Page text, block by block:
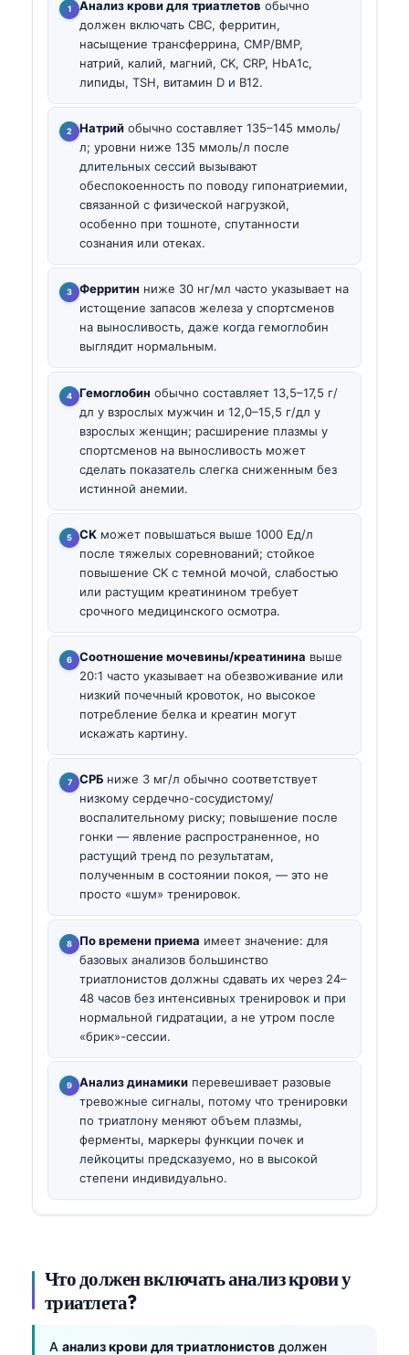
Анализ крови для триатлетов обычно
должен включать CBC, ферритин,
насыщение трансферрина, CMP/BMP,
натрий, калий, магний, CK, CRP, HbA1c,
липиды, TSH, витамин D и B12.
Натрий обычно составляет 135–145 ммоль/
л; уровни ниже 135 ммоль/л после
длительных сессий вызывают
обеспокоенность по поводу гипонатриемии,
связанной с физической нагрузкой,
особенно при тошноте, спутанности
сознания или отеках.
Ферритин ниже 30 нг/мл часто указывает на
истощение запасов железа у спортсменов
на выносливость, даже когда гемоглобин
выглядит нормальным.
Гемоглобин обычно составляет 13,5–17,5 г/
дл у взрослых мужчин и 12,0–15,5 г/дл у
взрослых женщин; расширение плазмы у
спортсменов на выносливость может
сделать показатель слегка сниженным без
истинной анемии.
CK может повышаться выше 1000 Ед/л
после тяжелых соревнований; стойкое
повышение CK с темной мочой, слабостью
или растущим креатинином требует
срочного медицинского осмотра.
Соотношение мочевины/креатинина выше
20:1 часто указывает на обезвоживание или
низкий почечный кровоток, но высокое
потребление белка и креатин могут
искажать картину.
СРБ ниже 3 мг/л обычно соответствует
низкому сердечно-сосудистому/
воспалительному риску; повышение после
гонки — явление распространенное, но
растущий тренд по результатам,
полученным в состоянии покоя, — это не
просто «шум» тренировок.
По времени приема имеет значение: для
базовых анализов большинство
триатлонистов должны сдавать их через 24–
48 часов без интенсивных тренировок и при
нормальной гидратации, а не утром после
«брик»-сессии.
Анализ динамики перевешивает разовые
тревожные сигналы, потому что тренировки
по триатлону меняют объем плазмы,
ферменты, маркеры функции почек и
лейкоциты предсказуемо, но в высокой
степени индивидуально.
Что должен включать анализ крови у
триатлета?
A анализ крови для триатлонистов должен